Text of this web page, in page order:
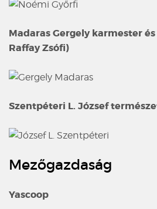
Madaras Gergely karmester
Raffay Zsófi)
Szentpéteri L. József
Mezőgazdaság
Yascoop